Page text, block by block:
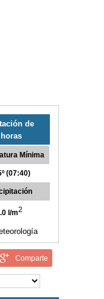
de
Mínima
(07:40)
l/m2
Comparte